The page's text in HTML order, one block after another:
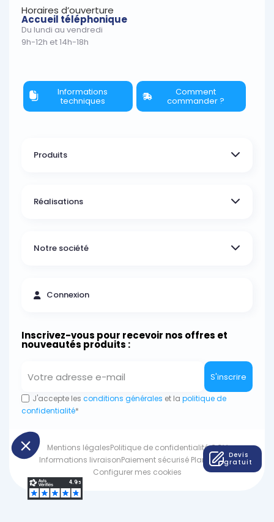
Devis
gratuit
Horaires d’ouverture
Accueil téléphonique
Du lundi au vendredi
9h-12h et 14h-18h
Informations
techniques
Comment
commander ?
Produits
Réalisations
Notre société
Connexion
Inscrivez-vous pour recevoir nos offres et
nouveautés produits :
S'inscrire
J'accepte les conditions générales et la politique de
confidentialité*
Mentions légalesPolitique de confidentialitéCGV
Informations livraisonPaiement sécurisé Plan du site
Configurer mes cookies